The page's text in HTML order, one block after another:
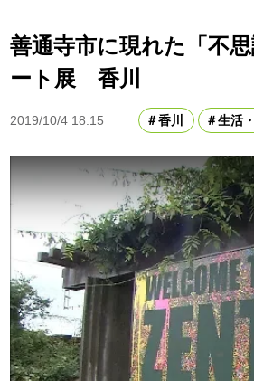
善通寺市に現れた「不
ート展 香川
2019/10/4 18:15 香川 生活